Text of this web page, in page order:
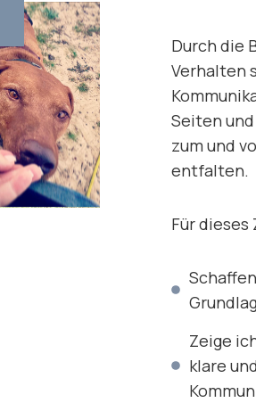
Durch die
Verhalten
Seiten
zum und
entfalten.
Für dieses
Zeige
klare